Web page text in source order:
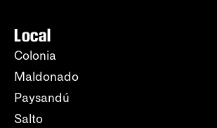
Local
Colonia
Maldonado
Paysandú
Salto